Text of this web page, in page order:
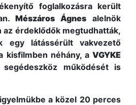
foglalkozásra került
Mészáros Ágnes alelnök
az érdeklődők megtudhatták,
egy látássérült vakvezető
kisfilmben néhány, a VGYKE
segédeszköz működését is
a közel 20 perces